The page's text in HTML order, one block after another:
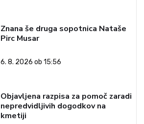
Znana še druga sopotnica Nataše
Pirc Musar
6. 8. 2026 ob 15:56
Objavljena razpisa za pomoč zaradi
nepredvidljivih dogodkov na
kmetiji